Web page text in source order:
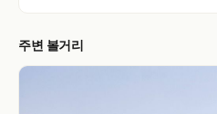
주변 볼거리